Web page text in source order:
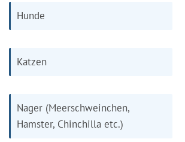
Hunde
Katzen
Nager (Meerschweinchen,
Hamster, Chinchilla etc.)